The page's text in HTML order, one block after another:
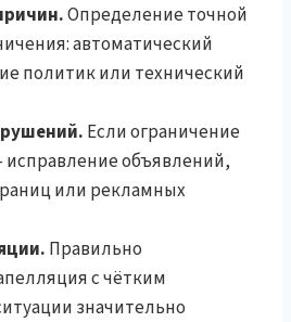
Определение точной
автоматический
политик или технический
Если ограничение
объявлений,
или рекламных
Правильно
с чётким
значительно